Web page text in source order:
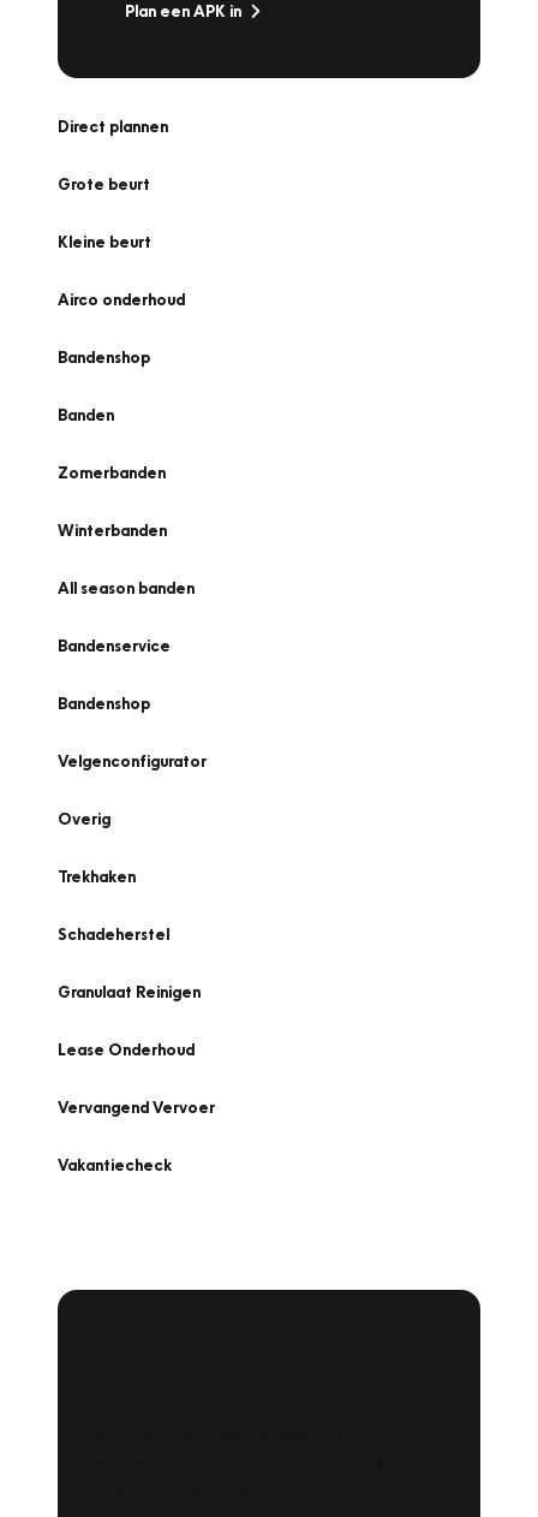
Plan een APK in
Direct plannen
Grote beurt
Kleine beurt
Airco onderhoud
Bandenshop
Banden
Zomerbanden
Winterbanden
All season banden
Bandenservice
Bandenshop
Velgenconfigurator
Overig
Trekhaken
Schadeherstel
Granulaat Reinigen
Lease Onderhoud
Vervangend Vervoer
Vakantiecheck